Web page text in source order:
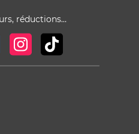
réductions…